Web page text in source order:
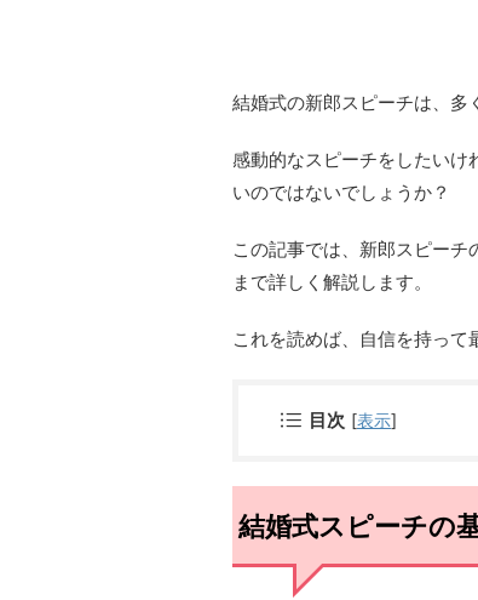
結婚式の新郎スピーチは、多
感動的なスピーチをしたい
いのではないでしょうか？
この記事では、新郎スピー
まで詳しく解説します。
これを読めば、自信を持って
目次 [表示]
結婚式スピーチの